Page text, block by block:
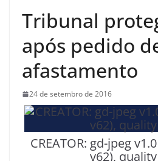
Tribunal
após pedido
afastamento
24 de setembro de 2016
CREATOR: gd-jpeg
v62),